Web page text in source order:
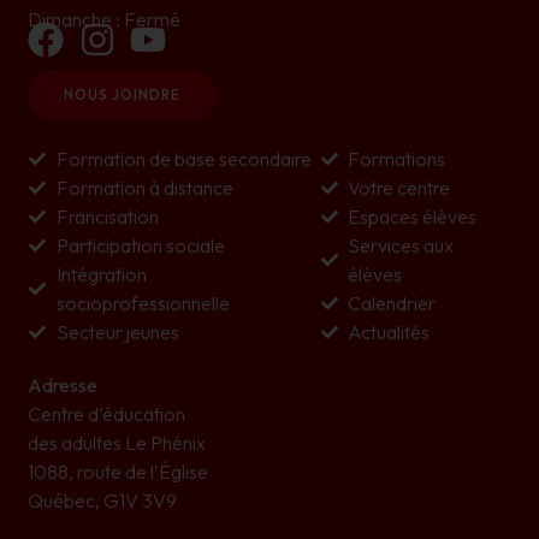
Dimanche : Fermé
NOUS JOINDRE
Formation de base secondaire
Formation à distance
Francisation
Participation sociale
Intégration
socioprofessionnelle
Secteur jeunes
Formations
Votre centre
Espaces élèves
Services aux
élèves
Calendrier
Actualités
Adresse
Centre d’éducation
des adultes Le Phénix
1088, route de l’Église
Québec, G1V 3V9